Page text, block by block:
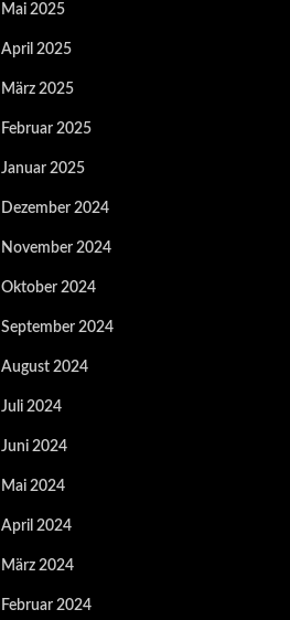
Mai 2025
April 2025
März 2025
Februar 2025
Januar 2025
Dezember 2024
November 2024
Oktober 2024
September 2024
August 2024
Juli 2024
Juni 2024
Mai 2024
April 2024
März 2024
Februar 2024